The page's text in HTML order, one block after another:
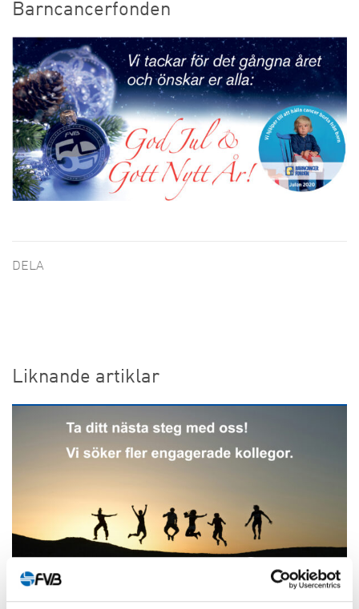
Barncancerfonden
DELA
Liknande artiklar